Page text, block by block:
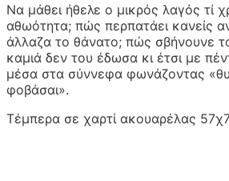
Να μάθει ήθελε ο μικρός λαγός τί
αθωότητα; πώς περπατάει κανείς
άλλαζα το θάνατο; πώς σβήνουνε
καμιά δεν του έδωσα κι έτσι με
μέσα στα σύννεφα φωνάζοντας
φοβάσαι».
Τέμπερα σε χαρτί ακουαρέλας